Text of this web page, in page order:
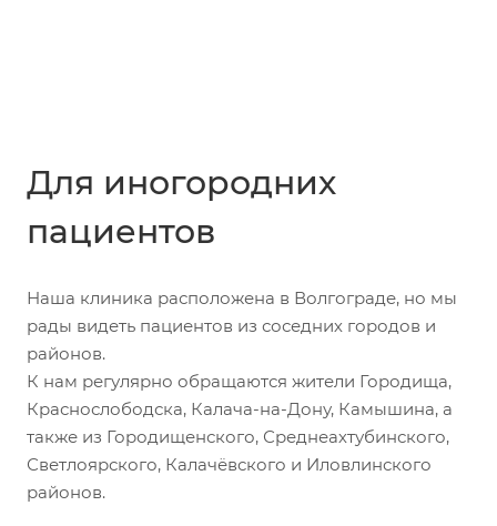
Для иногородних
пациентов
Наша клиника расположена в Волгограде, но мы
рады видеть пациентов из соседних городов и
районов.
К нам регулярно обращаются жители Городища,
Краснослободска, Калача-на-Дону, Камышина, а
также из Городищенского, Среднеахтубинского,
Светлоярского, Калачёвского и Иловлинского
районов.